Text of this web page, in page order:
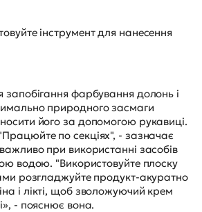
інструмент для нанесення
фарбування долонь і
природного засмаги
його за допомогою рукавиці.
по секціях", - зазначає
при використанні засобів
водою. "Використовуйте плоску
розгладжуйте продукт-акуратно
і лікті, щоб зволожуючий крем
- пояснює вона.